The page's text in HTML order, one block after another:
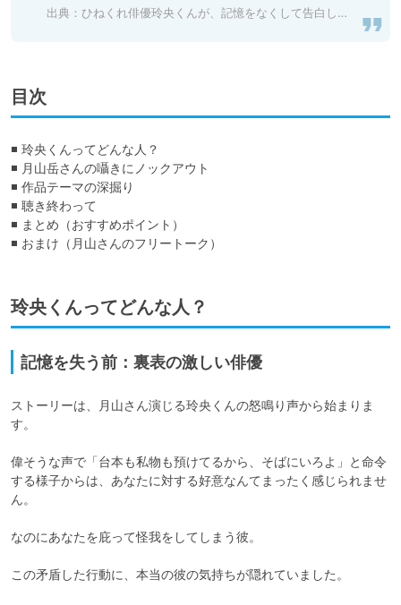
出典： ひねくれ俳優玲央くんが、記憶をなくして告白してきた件
目次
◾️ 玲央くんってどんな人？
◾️ 月山岳さんの囁きにノックアウト
◾️ 作品テーマの深掘り
◾️ 聴き終わって
◾️ まとめ（おすすめポイント）
◾️ おまけ（月山さんのフリートーク）
玲央くんってどんな人？
記憶を失う前：裏表の激しい俳優
ストーリーは、月山さん演じる玲央くんの怒鳴り声から始まりま
す。
偉そうな声で「台本も私物も預けてるから、そばにいろよ」と命令
する様子からは、あなたに対する好意なんてまったく感じられませ
ん。
なのにあなたを庇って怪我をしてしまう彼。
この矛盾した行動に、本当の彼の気持ちが隠れていました。